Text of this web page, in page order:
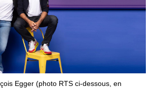
Egger (photo RTS ci-dessous, en